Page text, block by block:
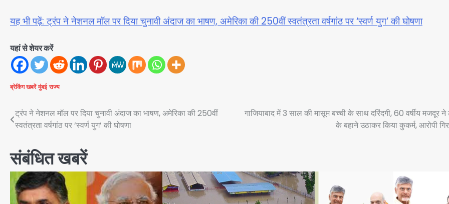
यह भी पढ़ें: ट्रंप ने नेशनल मॉल पर दिया चुनावी अंदाज का भाषण, अमेरिका की 250वीं स्वतंत्रता वर्षगांठ पर ‘स्वर्ण युग’ की घोषणा
यहां से शेयर करें
ब्रेकिंग खबरें मुंबई राज्य
Post
navigation
ट्रंप ने नेशनल मॉल पर दिया चुनावी अंदाज का भाषण, अमेरिका की 250वीं
स्वतंत्रता वर्षगांठ पर ‘स्वर्ण युग’ की घोषणा
गाजियाबाद में 3 साल की मासूम बच्ची के साथ दरिंदगी, 60 वर्षीय मजदूर ने
के बहाने उठाकर किया कुकर्म, आरोपी
संबंधित खबरें